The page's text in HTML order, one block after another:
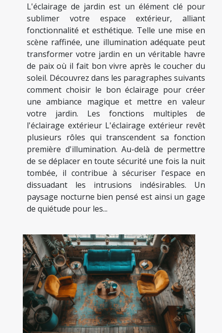
L'éclairage de jardin est un élément clé pour
sublimer votre espace extérieur, alliant
fonctionnalité et esthétique. Telle une mise en
scène raffinée, une illumination adéquate peut
transformer votre jardin en un véritable havre
de paix où il fait bon vivre après le coucher du
soleil. Découvrez dans les paragraphes suivants
comment choisir le bon éclairage pour créer
une ambiance magique et mettre en valeur
votre jardin. Les fonctions multiples de
l'éclairage extérieur L'éclairage extérieur revêt
plusieurs rôles qui transcendent sa fonction
première d'illumination. Au-delà de permettre
de se déplacer en toute sécurité une fois la nuit
tombée, il contribue à sécuriser l'espace en
dissuadant les intrusions indésirables. Un
paysage nocturne bien pensé est ainsi un gage
de quiétude pour les...